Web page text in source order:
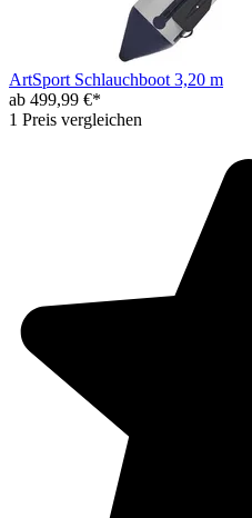
ArtSport Schlauchboot 3,20 m
ab 499,99 €*
1 Preis vergleichen